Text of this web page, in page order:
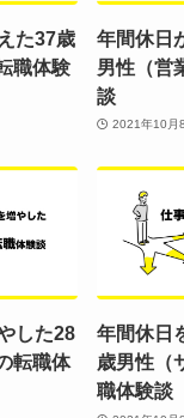
た37歳
職体験
年間休日
男性（営
談
2021年10月
した28
転職体
年間休日
歳男性（
職体験談